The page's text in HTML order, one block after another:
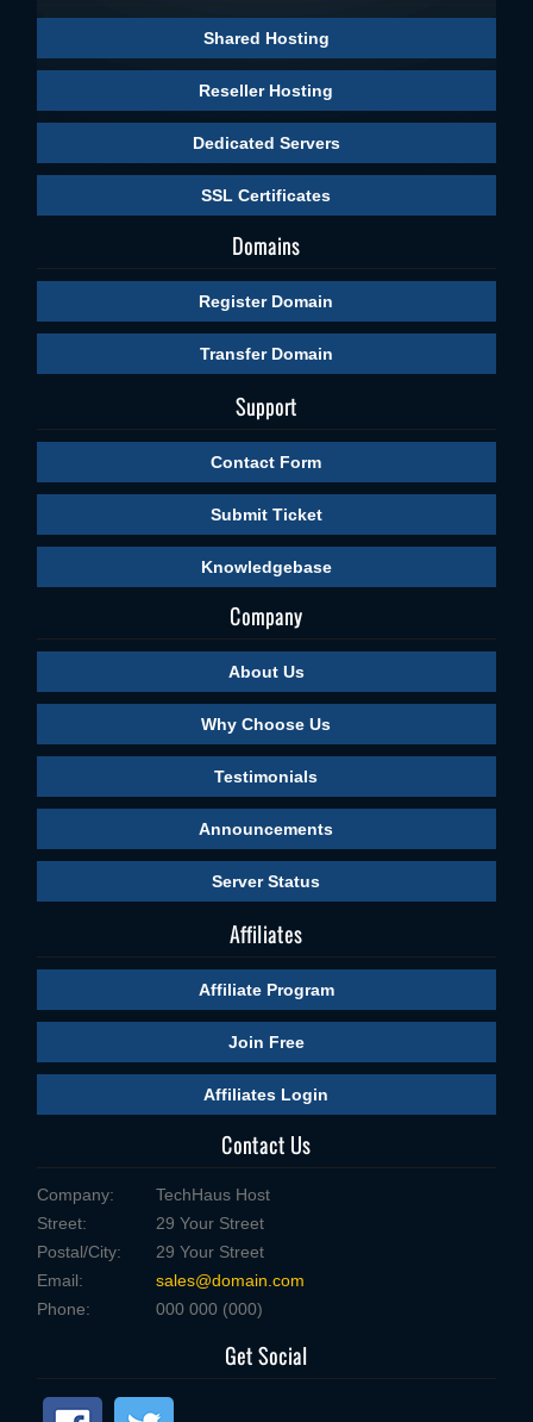
Shared Hosting
Reseller Hosting
Dedicated Servers
SSL Certificates
Domains
Register Domain
Transfer Domain
Support
Contact Form
Submit Ticket
Knowledgebase
Company
About Us
Why Choose Us
Testimonials
Announcements
Server Status
Affiliates
Affiliate Program
Join Free
Affiliates Login
Contact Us
Company:
TechHaus Host
Street:
29 Your Street
Postal/City:
29 Your Street
Email:
sales@domain.com
Phone:
000 000 (000)
Get Social